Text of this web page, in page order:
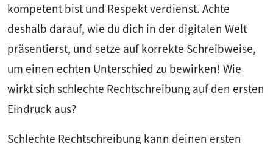
kompetent bist und Respekt verdienst. Achte
deshalb darauf, wie du dich in der digitalen Welt
präsentierst, und setze auf korrekte Schreibweise,
um einen echten Unterschied zu bewirken! Wie
wirkt sich schlechte Rechtschreibung auf den ersten
Eindruck aus?
Schlechte Rechtschreibung kann deinen ersten